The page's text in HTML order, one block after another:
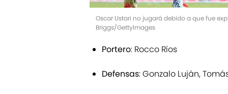
Oscar Ustari no jugará debido a que fue
Briggs/GettyImages
Portero: Rocco Ríos
Defensas: Gonzalo Luján,